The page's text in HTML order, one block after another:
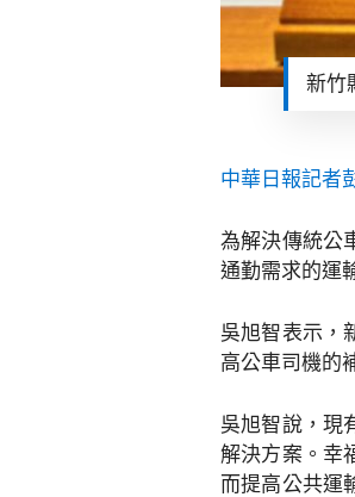
新竹
中華日報記者
為解決傳統公
通勤需求的運
吳旭智表示，
高公車司機的
吳旭智說，現
解決方案。幸
而提高公共運